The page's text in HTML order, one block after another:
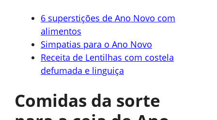
6 superstições de Ano Novo com
alimentos
Simpatias para o Ano Novo
Receita de Lentilhas com costela
defumada e linguiça
Comidas da sorte